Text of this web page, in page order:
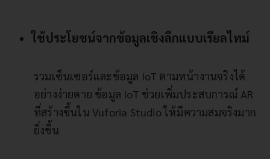
ใช้ประโยชน์จากข้อมูลเชิงลึกแบบเรียลไทม์
รวมเซ็นเซอร์และข้อมูล IoT ตามหน้างานจริงได้
อย่างง่ายดาย ข้อมูล IoT ช่วยเพิ่มประสบการณ์ AR
ที่สร้างขึ้นใน Vuforia Studio ให้มีความสมจริงมาก
ยิ่งขึ้น